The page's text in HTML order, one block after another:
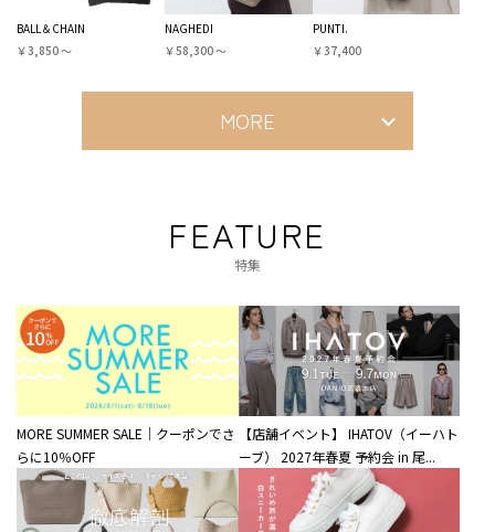
BALL＆CHAIN
￥3,850 〜
NAGHEDI
￥58,300 〜
PUNTI.
￥37,400
MORE
FEATURE
特集
MORE SUMMER SALE｜クーポンでさ
らに10％OFF
【店舗イベント】 IHATOV（イーハト
ーブ） 2027年春夏 予約会 in 尾...